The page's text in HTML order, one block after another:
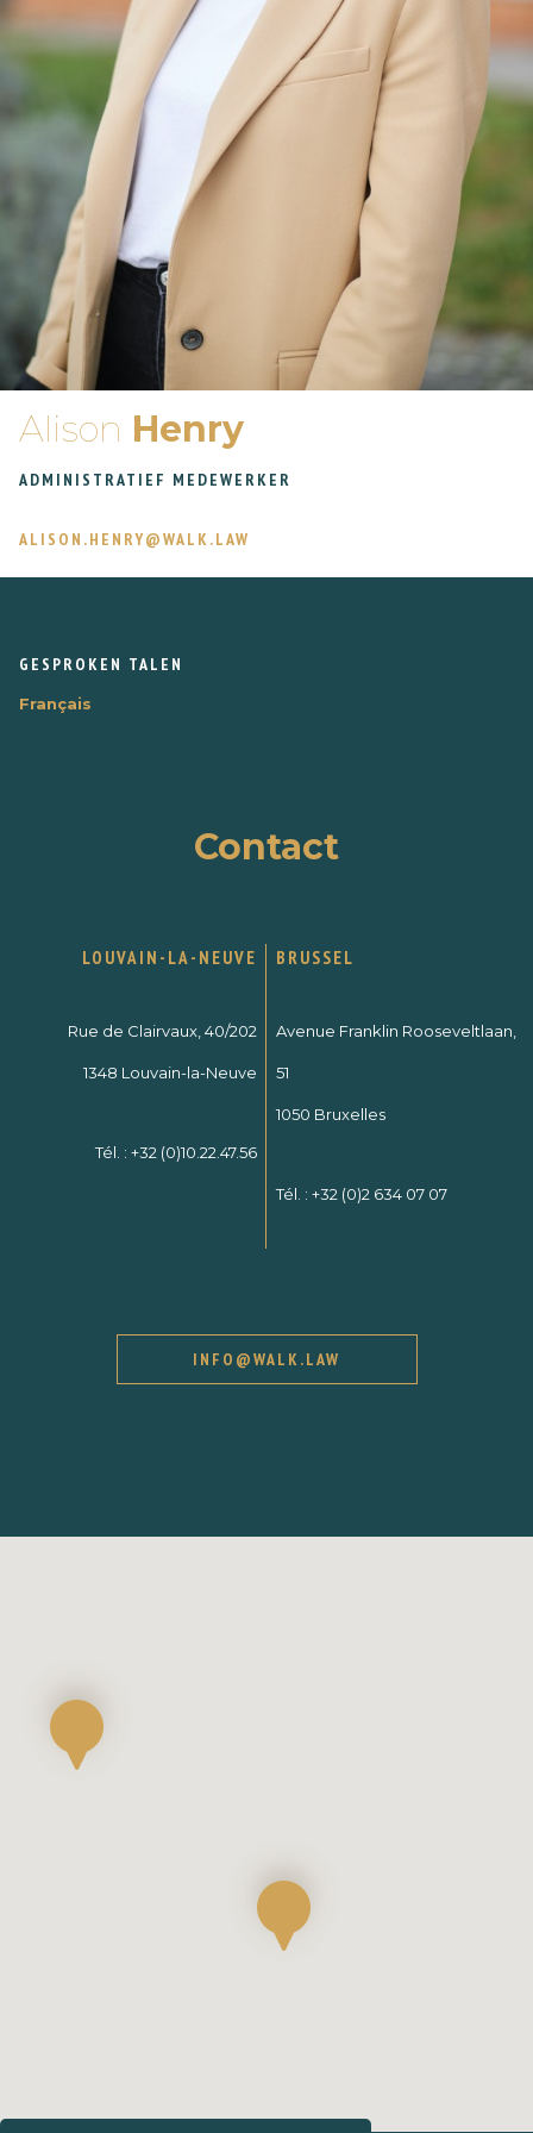
Alison Henry
ADMINISTRATIEF MEDEWERKER
ALISON.HENRY@WALK.LAW
GESPROKEN TALEN
Français
Contact
LOUVAIN-LA-NEUVE
Rue de Clairvaux, 40/202
1348 Louvain-la-Neuve
Tél. : +32 (0)10.22.47.56
BRUSSEL
Avenue Franklin Rooseveltlaan,
51
1050 Bruxelles
Tél. : +32 (0)2 634 07 07
INFO@WALK.LAW